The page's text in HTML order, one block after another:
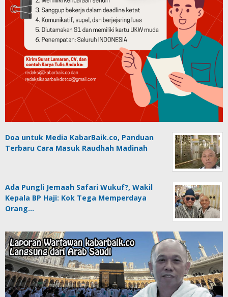
Doa untuk Media KabarBaik.co, Panduan
Terbaru Cara Masuk Raudhah Madinah
Ada Pungli Jemaah Safari Wukuf?, Wakil
Kepala BP Haji: Kok Tega Memperdaya
Orang…